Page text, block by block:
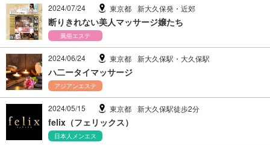
2024/07/24 東京都 新大久保発・近郊
断りきれない美人マッサージ嬢たち
風俗エステ
2024/06/24 東京都 新大久保駅・大久保駅
ハ二ータイマッサージ
アジアンエステ
2024/05/15 東京都 新大久保駅徒歩2分
felix（フェリックス）
日本人メンエス